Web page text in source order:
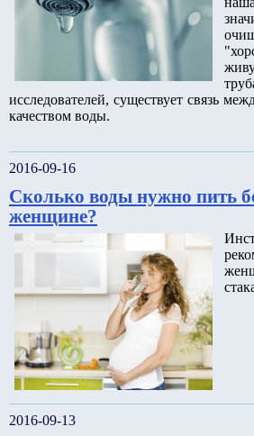
исследователей, существует связь
качеством воды.
2016-09-16
Сколько воды нужно пить
женщине?
2016-09-13